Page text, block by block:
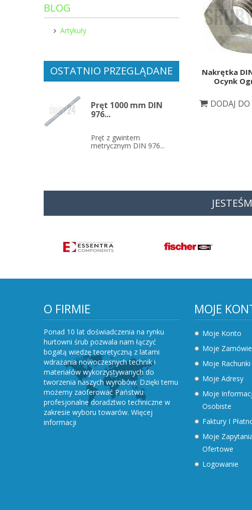
BLOG
Artykuły
OSTATNIO PRZEGLĄDANE
Pręt 1000 mm DIN
976...
Pręt z gwintem
metrycznym DIN 976...
Nakrętka
Ocynk
DODAJ
O FIRMIE
Ponad 10 lat doświadczenia na rynku
hurtowni śrub pozwala nam łączyć
bogatą wiedzę teoretyczną z latami
wdrażania nowoczesnych technik i
materiałów wykorzystywanych do
tworzenia naszych wyrobów. Dzięki temu
możemy zaoferować Państwu
profesjonalne doradztwo techniczne w
zakresie wyboru towarów. Więcej
informacji
MOJE
Moje Konto
Moje
Moje Rachunki
Moje Adresy
Moje
Osobiste
Faktury I
Moje
Ofertowe
Logowanie